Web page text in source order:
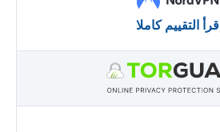
إقرأ التقييم كاملا